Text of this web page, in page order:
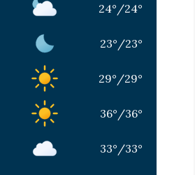
24° /24°
23° /23°
29° /29°
36° /36°
33° /33°